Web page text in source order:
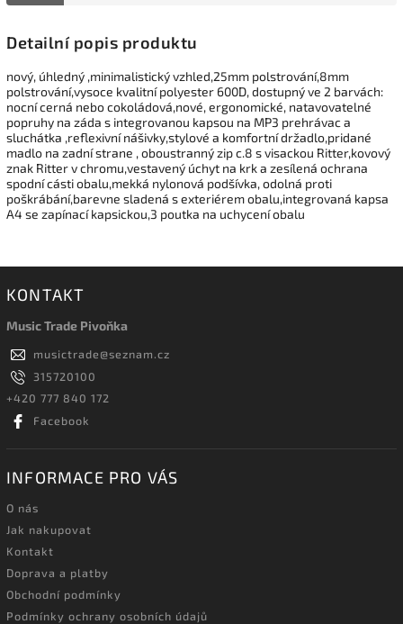
Detailní popis produktu
nový, úhledný ,minimalistický vzhled,25mm polstrování,8mm
polstrování,vysoce kvalitní polyester 600D, dostupný ve 2 barvách:
nocní cerná nebo cokoládová,nové, ergonomické, natavovatelné
popruhy na záda s integrovanou kapsou na MP3 prehrávac a
sluchátka ,reflexivní nášivky,stylové a komfortní držadlo,pridané
madlo na zadní strane , oboustranný zip c.8 s visackou Ritter,kovový
znak Ritter v chromu,vestavený úchyt na krk a zesílená ochrana
spodní cásti obalu,mekká nylonová podšívka, odolná proti
poškrábání,barevne sladená s exteriérem obalu,integrovaná kapsa
A4 se zapínací kapsickou,3 poutka na uchycení obalu
KONTAKT
Music Trade Pivoňka
musictrade@seznam.cz
315720100
+420 777 840 172
Facebook
INFORMACE PRO VÁS
O nás
Jak nakupovat
Kontakt
Doprava a platby
Obchodní podmínky
Podmínky ochrany osobních údajů